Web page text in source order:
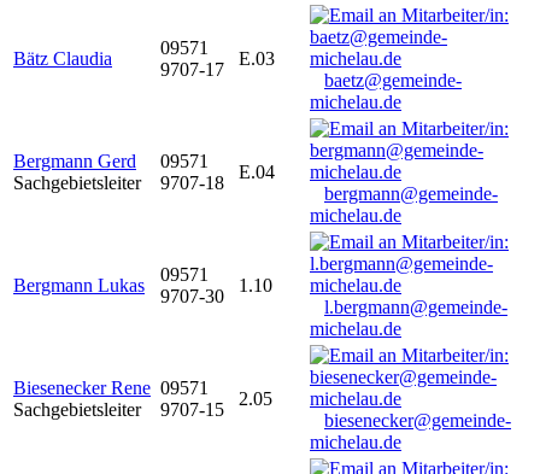
Bätz Claudia
09571
9707-17
E.03
baetz@gemeinde-
michelau.de
Bergmann Gerd
Sachgebietsleiter
09571
9707-18
E.04
bergmann@gemeinde-
michelau.de
Bergmann Lukas
09571
9707-30
1.10
l.bergmann@gemeinde-
michelau.de
Biesenecker Rene
Sachgebietsleiter
09571
9707-15
2.05
biesenecker@gemeinde-
michelau.de